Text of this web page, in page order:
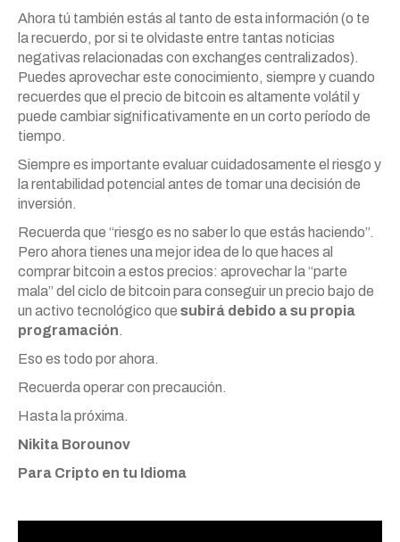
Ahora tú también estás al tanto de esta información (o te
la recuerdo, por si te olvidaste entre tantas noticias
negativas relacionadas con exchanges centralizados).
Puedes aprovechar este conocimiento, siempre y cuando
recuerdes que el precio de bitcoin es altamente volátil y
puede cambiar significativamente en un corto período de
tiempo.
Siempre es importante evaluar cuidadosamente el riesgo y
la rentabilidad potencial antes de tomar una decisión de
inversión.
Recuerda que “riesgo es no saber lo que estás haciendo”.
Pero ahora tienes una mejor idea de lo que haces al
comprar bitcoin a estos precios: aprovechar la “parte
mala” del ciclo de bitcoin para conseguir un precio bajo de
un activo tecnológico que subirá debido a su propia
programación.
Eso es todo por ahora.
Recuerda operar con precaución.
Hasta la próxima.
Nikita Borounov
Para Cripto en tu Idioma